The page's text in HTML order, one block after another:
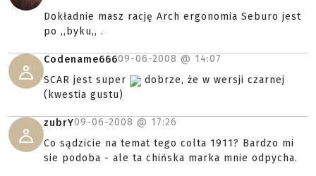
Dokładnie masz rację Arch ergonomia Seburo jest
po ,,byku,, .
Codename66609-06-2008 @ 14:07
SCAR jest super
dobrze, że w wersji czarnej
(kwestia gustu)
zubrY09-06-2008 @ 17:26
Co sądzicie na temat tego colta 1911? Bardzo mi
sie podoba - ale ta chińska marka mnie odpycha.